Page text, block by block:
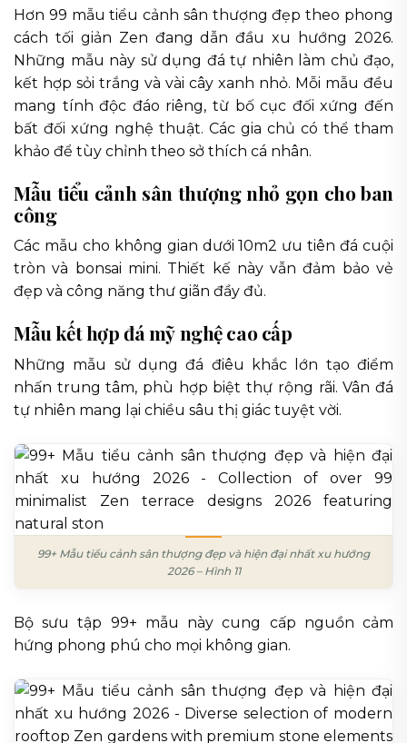
Hơn 99 mẫu tiểu cảnh sân thượng đẹp theo phong
cách tối giản Zen đang dẫn đầu xu hướng 2026.
Những mẫu này sử dụng đá tự nhiên làm chủ đạo,
kết hợp sỏi trắng và vài cây xanh nhỏ. Mỗi mẫu đều
mang tính độc đáo riêng, từ bố cục đối xứng đến
bất đối xứng nghệ thuật. Các gia chủ có thể tham
khảo để tùy chỉnh theo sở thích cá nhân.
Mẫu tiểu cảnh sân thượng nhỏ gọn cho ban
công
Các mẫu cho không gian dưới 10m2 ưu tiên đá cuội
tròn và bonsai mini. Thiết kế này vẫn đảm bảo vẻ
đẹp và công năng thư giãn đầy đủ.
Mẫu kết hợp đá mỹ nghệ cao cấp
Những mẫu sử dụng đá điêu khắc lớn tạo điểm
nhấn trung tâm, phù hợp biệt thự rộng rãi. Vân đá
tự nhiên mang lại chiều sâu thị giác tuyệt vời.
99+ Mẫu tiểu cảnh sân thượng đẹp và hiện đại nhất xu hướng
2026 – Hình 11
Bộ sưu tập 99+ mẫu này cung cấp nguồn cảm
hứng phong phú cho mọi không gian.